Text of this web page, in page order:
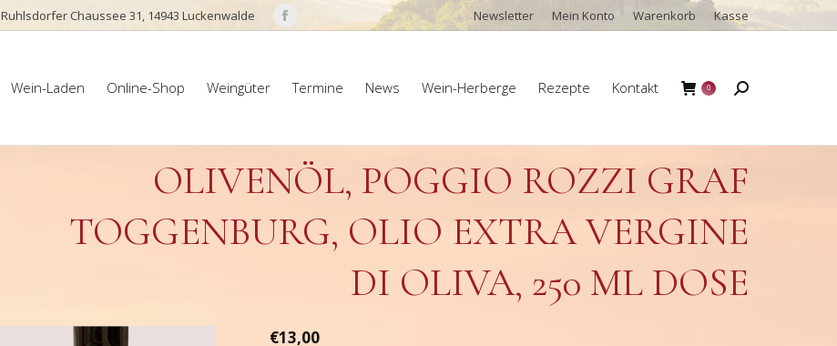
Ruhlsdorfer Chaussee 31, 14943 Luckenwalde
Facebook
window
Newsletter Mein Konto Warenkorb Kasse
Wein-Laden Online-Shop Weingüter Termine News Wein-Herberge Rezepte Kontakt 0 Search:
OLIVENÖL, POGGIO ROZZI GRAF
TOGGENBURG, OLIO EXTRA VERGINE
DI OLIVA, 250 ML DOSE
€13,00